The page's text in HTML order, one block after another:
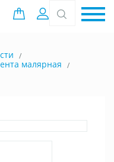
0 позиций
Вход
малярная